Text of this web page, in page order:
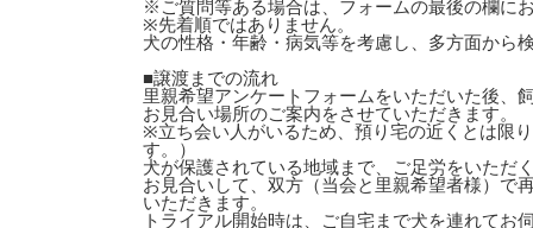
※ご質問等ある場合は、フォームの最後の欄に
※先着順ではありません。
犬の性格・年齢・病気等を考慮し、多方面から
■譲渡までの流れ
里親希望アンケートフォームをいただいた後、
お見合い場所のご案内をさせていただきます。
※立ち会い人がいるため、預り宅の近くとは限
す。）
犬が保護されている地域まで、ご足労をいただ
お見合いして、双方（当会と里親希望者様）で
いただきます。
トライアル開始時は、ご自宅まで犬を連れてお